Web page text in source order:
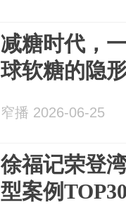
减糖时代，
球软糖的隐
窄播 2026-06-25
徐福记荣登
型案例